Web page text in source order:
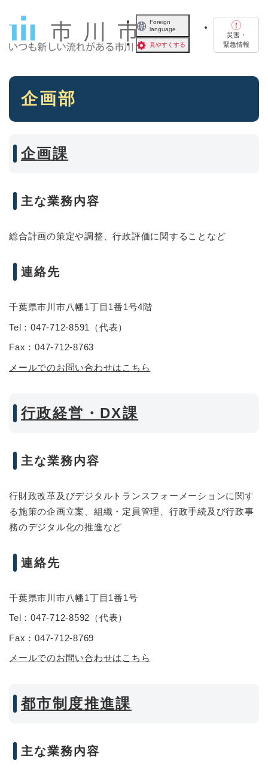
Foreign
language
見やすくする
災害・
緊急情報
本
企画部
企画課
主な業務内容
総合計画の策定や調整、行政評価に関することなど
連絡先
千葉県市川市八幡1丁目1番1号4階
Tel：047-712-8591
（代表）
Fax：047-712-8763
メールでのお問い合わせはこちら
行政経営・DX課
主な業務内容
行財政改革及びデジタルトランスフォーメーションに関す
る施策の企画立案、組織・定員管理、行政手続及び行政事
務のデジタル化の推進など
連絡先
千葉県市川市八幡1丁目1番1号
Tel：047-712-8592 （代表）
Fax：047-712-8769
メールでのお問い合わせはこちら
都市制度推進課
主な業務内容